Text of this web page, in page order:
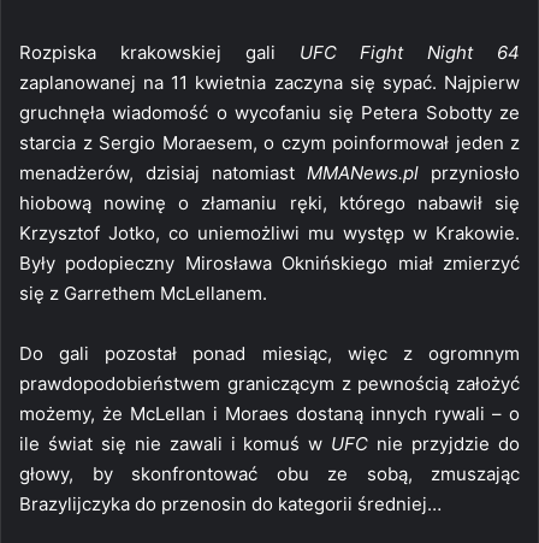
Rozpiska krakowskiej gali UFC Fight Night 64
zaplanowanej na 11 kwietnia zaczyna się sypać. Najpierw
gruchnęła wiadomość o wycofaniu się Petera Sobotty ze
starcia z Sergio Moraesem, o czym poinformował jeden z
menadżerów, dzisiaj natomiast MMANews.pl przyniosło
hiobową nowinę o złamaniu ręki, którego nabawił się
Krzysztof Jotko, co uniemożliwi mu występ w Krakowie.
Były podopieczny Mirosława Oknińskiego miał zmierzyć
się z Garrethem McLellanem.
Do gali pozostał ponad miesiąc, więc z ogromnym
prawdopodobieństwem graniczącym z pewnością założyć
możemy, że McLellan i Moraes dostaną innych rywali – o
ile świat się nie zawali i komuś w UFC nie przyjdzie do
głowy, by skonfrontować obu ze sobą, zmuszając
Brazylijczyka do przenosin do kategorii średniej…